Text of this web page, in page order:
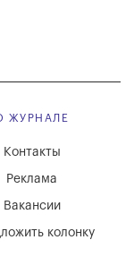
ЖУРНАЛЕ
Вакансии
Реклама
Контакты
колонку